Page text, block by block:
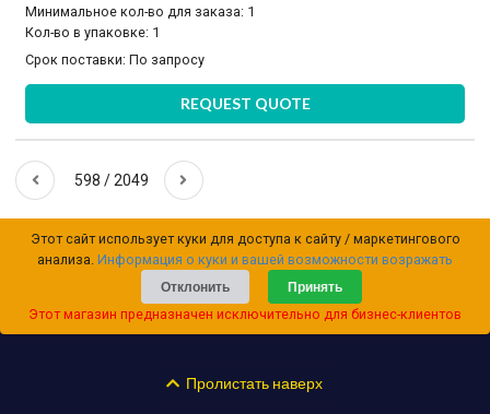
Минимальное кол-во для заказа: 1
Кол-во в упаковке: 1
Срок поставки:По запросу
REQUEST QUOTE
598 / 2049
Этот сайт использует куки для доступа к сайту / маркетингового
анализа. Информация о куки и вашей возможности возражать
Отклонить
Принять
Этот магазин предназначен исключительно для бизнес-клиентов
Пролистать наверх